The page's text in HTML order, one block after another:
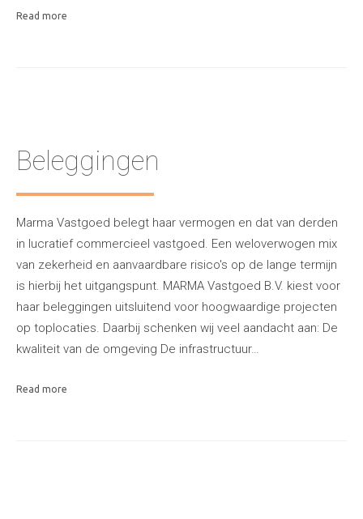
Read more
Beleggingen
Marma Vastgoed belegt haar vermogen en dat van derden
in lucratief commercieel vastgoed. Een weloverwogen mix
van zekerheid en aanvaardbare risico's op de lange termijn
is hierbij het uitgangspunt. MARMA Vastgoed B.V. kiest voor
haar beleggingen uitsluitend voor hoogwaardige projecten
op toplocaties. Daarbij schenken wij veel aandacht aan: De
kwaliteit van de omgeving De infrastructuur…
Read more